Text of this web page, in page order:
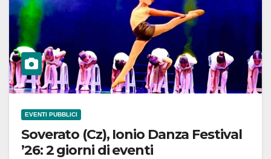
EVENTI PUBBLICI
Soverato (Cz), Ionio Danza Festival
’26: 2 giorni di eventi